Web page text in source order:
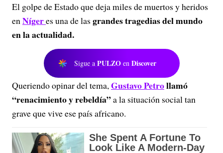
El golpe de Estado que deja miles de muertos y heridos
enNígeres una de las grandes tragedias del mundo
en la actualidad.
Sigue a PULZO en Discover
Queriendo opinar del tema,Gustavo Petrollamó
“renacimiento y rebeldía”a la situación social tan
grave que vive ese país africano.